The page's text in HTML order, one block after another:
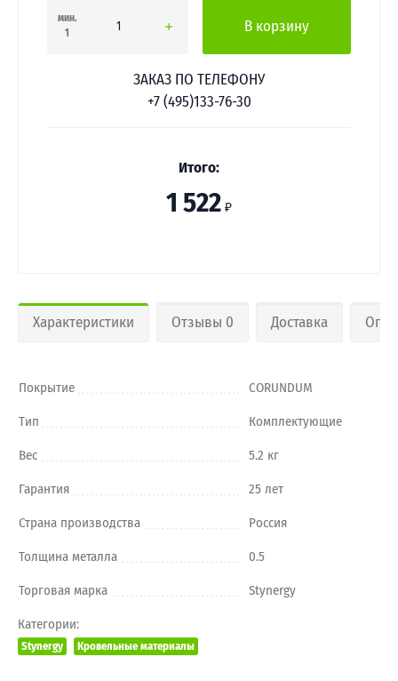
мин.
1
В корзину
ЗАКАЗ ПО ТЕЛЕФОНУ
+7 (495)133-76-30
Итого:
1 522 ₽
Характеристики Отзывы 0 Доставка
Покрытие CORUNDUM
Тип Комплектующие
Вес 5.2 кг
Гарантия 25 лет
Страна производства Россия
Толщина металла 0.5
Торговая марка Stynergy
Категории:
Stynergy Кровельные материалы